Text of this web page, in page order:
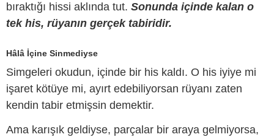
bıraktığı hissi aklında tut. Sonunda içinde kalan o
tek his, rüyanın gerçek tabiridir.
Hâlâ İçine Sinmediyse
Simgeleri okudun, içinde bir his kaldı. O his iyiye mi
işaret kötüye mi, ayırt edebiliyorsan rüyanı zaten
kendin tabir etmişsin demektir.
Ama karışık geldiyse, parçalar bir araya gelmiyorsa,